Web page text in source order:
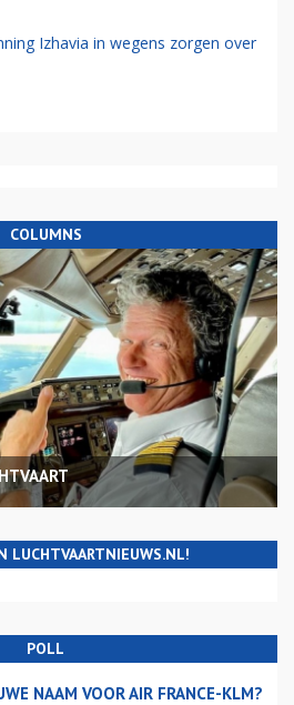
Izhavia in wegens zorgen over
COLUMNS
LUCHTVAARTNIEUWS.NL!
POLL
NAAM VOOR AIR FRANCE-KLM?